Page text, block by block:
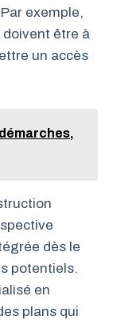
exemple,
doivent être à
un accès
dès le
potentiels.
en
plans qui